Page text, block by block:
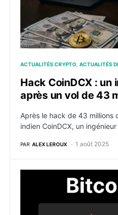
ACTUALITÉS CRYPTO ACTUALITÉS
Hack CoinDCX : un
après un vol de 43
Après le hack de 43 millions
indien CoinDCX, un
PAR ALEX LEROUX 1 août 2025
BTC : Plus de 600